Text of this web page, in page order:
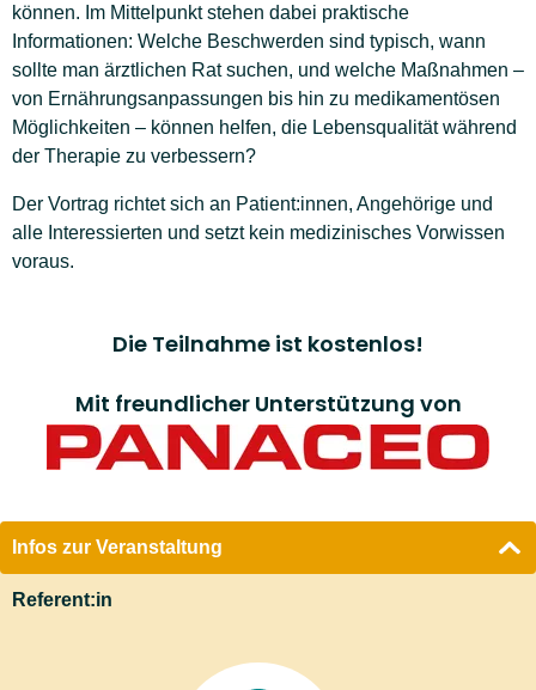
können. Im Mittelpunkt stehen dabei praktische
Informationen: Welche Beschwerden sind typisch, wann
sollte man ärztlichen Rat suchen, und welche Maßnahmen –
von Ernährungsanpassungen bis hin zu medikamentösen
Möglichkeiten – können helfen, die Lebensqualität während
der Therapie zu verbessern?
Der Vortrag richtet sich an Patient:innen, Angehörige und
alle Interessierten und setzt kein medizinisches Vorwissen
voraus.
Die Teilnahme ist kostenlos!
Mit freundlicher Unterstützung von
Infos zur Veranstaltung
Referent:in